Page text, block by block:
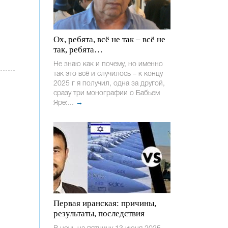
Ох, ребята, всё не так – всё не
так, ребята…
Не знаю как и почему, но именно
так это всё и случилось – к концу
2025 г я получил, одна за другой,
сразу три монографии о Бабьем
Яре:... →
Первая иранская: причины,
результаты, последствия